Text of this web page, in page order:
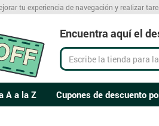
tu experiencia de navegación y realizar
Encuentra aquí el
A a la Z Cupones de descuento